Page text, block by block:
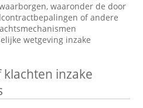
waaronder de door
of andere
wetgeving inzake
inzake